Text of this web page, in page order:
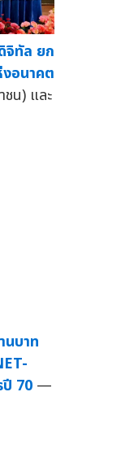
จิทัล ยก
อนาคต
น) และ
นบาท
70 —